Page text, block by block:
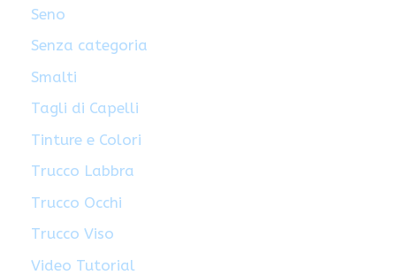
Seno
Senza categoria
Smalti
Tagli di Capelli
Tinture e Colori
Trucco Labbra
Trucco Occhi
Trucco Viso
Video Tutorial